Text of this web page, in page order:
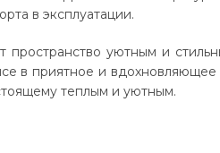
в эксплуатации.
уютным и
в приятное и вдохновляющее
теплым и уютным.